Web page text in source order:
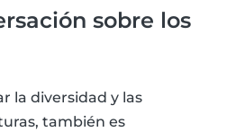
sobre los
la diversidad y las
también es